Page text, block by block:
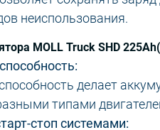
неиспользования.
MOLL Truck SHD
делает
типами
стоп системами: